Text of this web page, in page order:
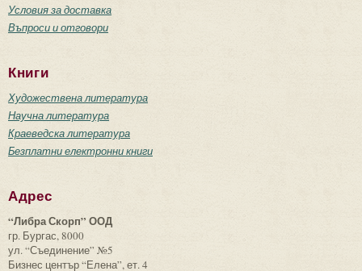
Условия за доставка
Въпроси и отговори
Книги
Художествена литература
Научна литература
Краеведска литература
Безплатни електронни книги
Адрес
“Либра Скорп” ООД
гр. Бургас, 8000
ул. “Съединение” №5
Бизнес център “Елена”, ет. 4